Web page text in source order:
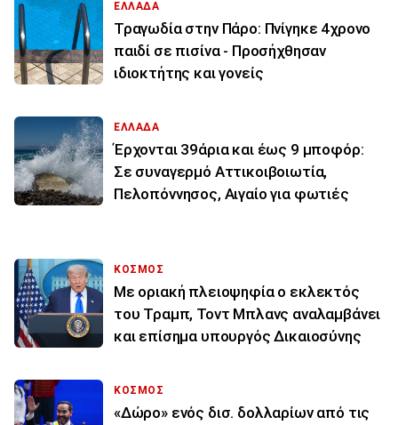
ΕΛΛΑΔΑ
Τραγωδία στην Πάρο: Πνίγηκε 4χρονο
παιδί σε πισίνα - Προσήχθησαν
ιδιοκτήτης και γονείς
ΕΛΛΑΔΑ
Έρχονται 39άρια και έως 9 μποφόρ:
Σε συναγερμό Αττικοιβοιωτία,
Πελοπόννησος, Αιγαίο για φωτιές
ΚΟΣΜΟΣ
Με οριακή πλειοψηφία ο εκλεκτός
του Τραμπ, Τοντ Μπλανς αναλαμβάνει
και επίσημα υπουργός Δικαιοσύνης
ΚΟΣΜΟΣ
«Δώρο» ενός δισ. δολλαρίων από τις